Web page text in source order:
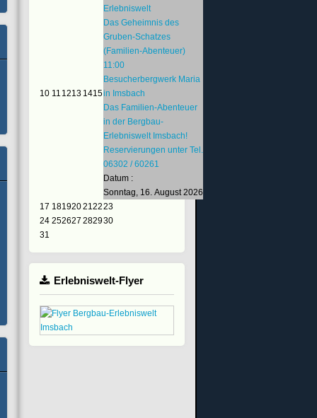
10 11 1213 1415
Erlebniswelt
Das Geheimnis des
Gruben-Schatzes
(Familien-Abenteuer)
11:00
Besucherbergwerk Maria
in Imsbach
Das Familien-Abenteuer
in der Bergbau-
Erlebniswelt Imsbach!
Reservierungen unter Tel.
06302 / 60261
Datum :
Sonntag, 16. August 2026
17 18192021 2223
24 252627 282930
31
Erlebniswelt-Flyer